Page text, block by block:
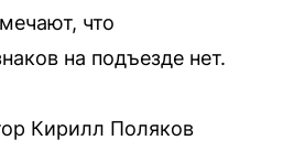
что
на подъезде нет.
Кирилл Поляков